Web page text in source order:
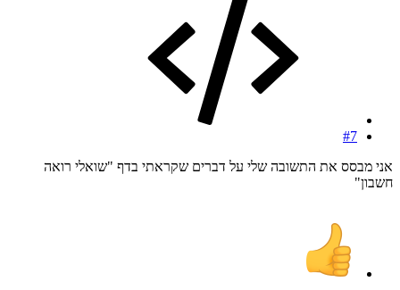
#7
אני מבסס את התשובה שלי על דברים שקראתי בדף "שואלי רואה
חשבון"